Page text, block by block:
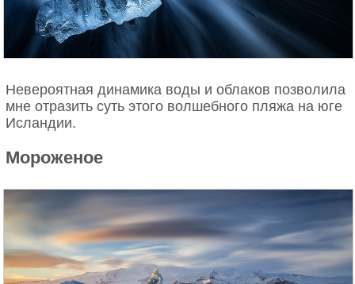
Невероятная динамика воды и облаков позволила
мне отразить суть этого волшебного пляжа на юге
Исландии.
Мороженое